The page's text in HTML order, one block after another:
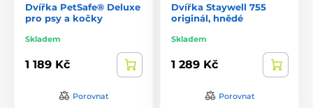
Dvířka PetSafe® Deluxe
pro psy a kočky
Skladem
1 189 Kč
Porovnat
Dvířka Staywell 755
originál, hnědé
Skladem
1 289 Kč
Porovnat